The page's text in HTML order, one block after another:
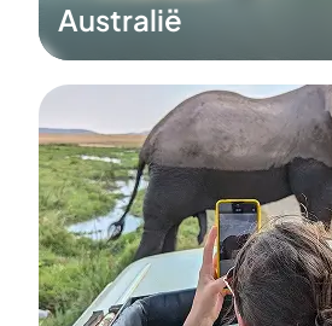
Australië